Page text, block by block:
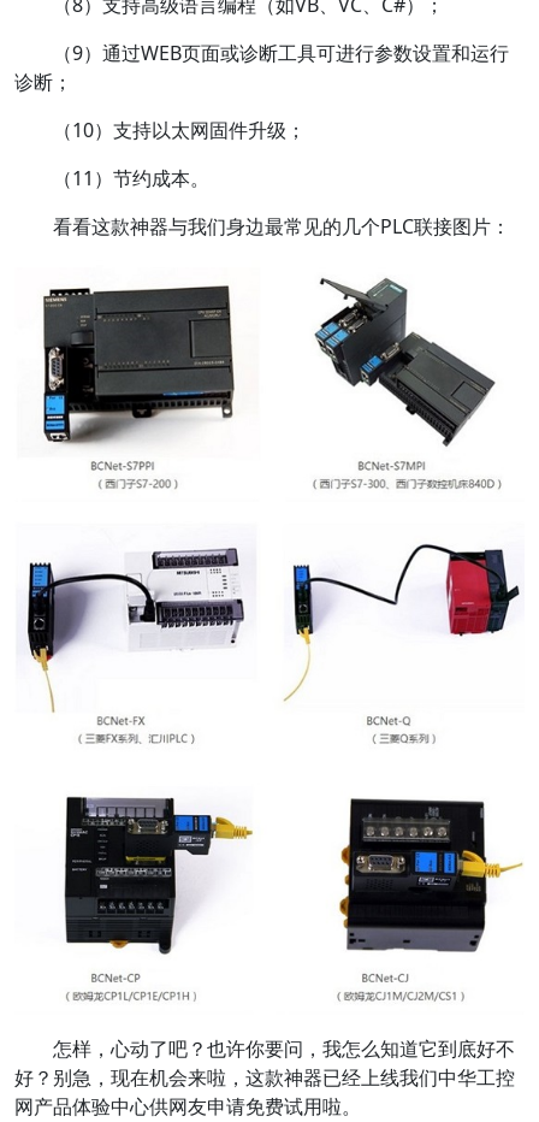
（9）通过WEB页面或诊断工具可进行参数设置和运行
诊断；
（10）支持以太网固件升级；
（11）节约成本。
看看这款神器与我们身边最常见的几个PLC联接图片：
怎样，心动了吧？也许你要问，我怎么知道它到底好不
好？别急，现在机会来啦，这款神器已经上线我们中华工控
网产品体验中心供网友申请免费试用啦。